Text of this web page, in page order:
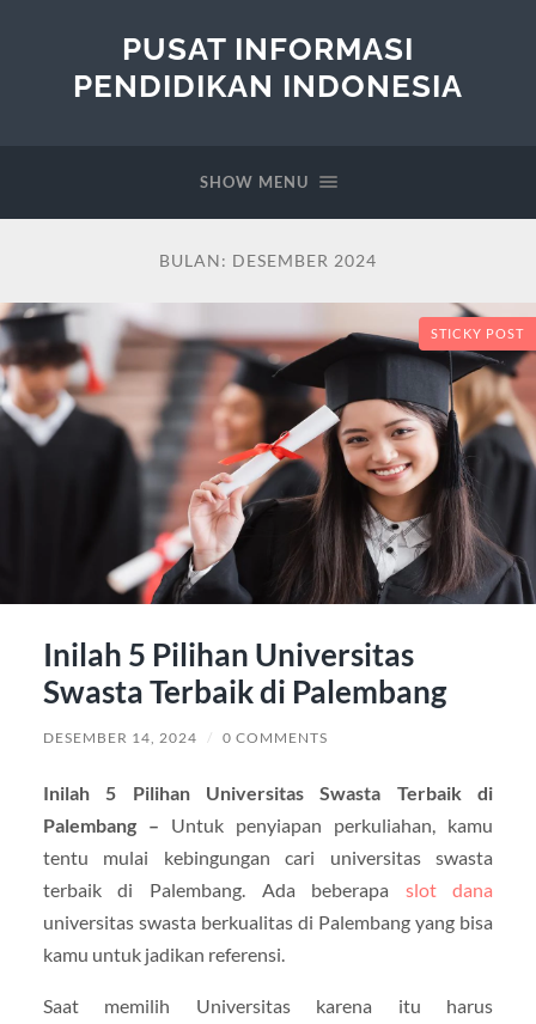
PUSAT INFORMASI
PENDIDIKAN INDONESIA
SHOW MENU
BULAN: DESEMBER 2024
STICKY POST
Inilah 5 Pilihan Universitas
Swasta Terbaik di Palembang
DESEMBER 14, 2024 / 0 COMMENTS
Inilah 5 Pilihan Universitas Swasta Terbaik di
Palembang – Untuk penyiapan perkuliahan, kamu
tentu mulai kebingungan cari universitas swasta
terbaik di Palembang. Ada beberapa slot dana
universitas swasta berkualitas di Palembang yang bisa
kamu untuk jadikan referensi.
Saat memilih Universitas karena itu harus